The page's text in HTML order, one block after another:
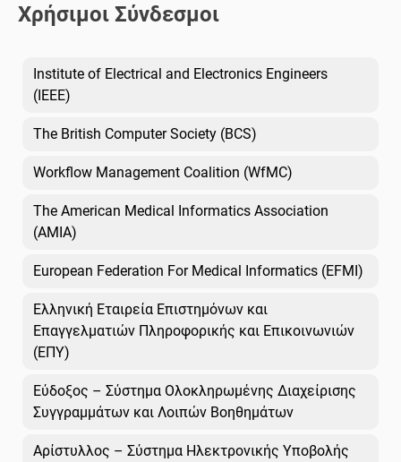
Χρήσιμοι Σύνδεσμοι
Institute of Electrical and Electronics Engineers
(IEEE)
The British Computer Society (BCS)
Workflow Management Coalition (WfMC)
The American Medical Informatics Association
(AMIA)
European Federation For Medical Informatics (EFMI)
Ελληνική Εταιρεία Επιστημόνων και
Επαγγελματιών Πληροφορικής και Επικοινωνιών
(ΕΠΥ)
Εύδοξος – Σύστημα Ολοκληρωμένης Διαχείρισης
Συγγραμμάτων και Λοιπών Βοηθημάτων
Αρίστυλλος – Σύστημα Ηλεκτρονικής Υποβολής